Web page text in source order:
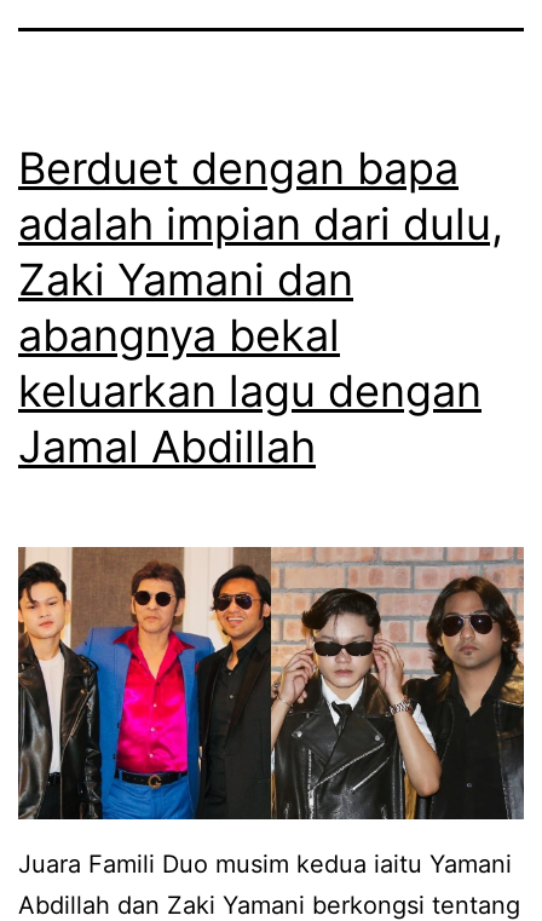
Berduet dengan bapa
adalah impian dari dulu,
Zaki Yamani dan
abangnya bekal
keluarkan lagu dengan
Jamal Abdillah
Juara Famili Duo musim kedua iaitu Yamani
Abdillah dan Zaki Yamani berkongsi tentang